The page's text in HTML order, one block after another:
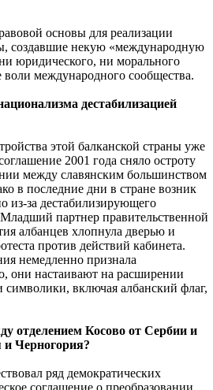
основы для реализации
создавшие некую «международную
юридического, ни морального
международного сообщества.
дестабилизацией
этой балканской страны уже
2001 года сняло остроту
между славянским большинством
в последние дни в стране возник
из-за дестабилизирующего
партнер правительственной
албанцев хлопнула дверью и
против действий кабинета.
немедленно признала
они настаивают на расширении
символики, включая албанский флаг,
отделением Косово от Сербии и
и Черногория?
ряд демократических
соглашение о преобразовании